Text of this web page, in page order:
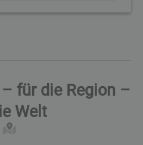
für die Region –
Welt